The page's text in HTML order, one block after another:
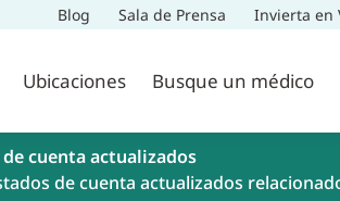
Blog Sala de Prensa Invierta en
Ubicaciones Busque un médico
cuenta actualizados
de cuenta actualizados